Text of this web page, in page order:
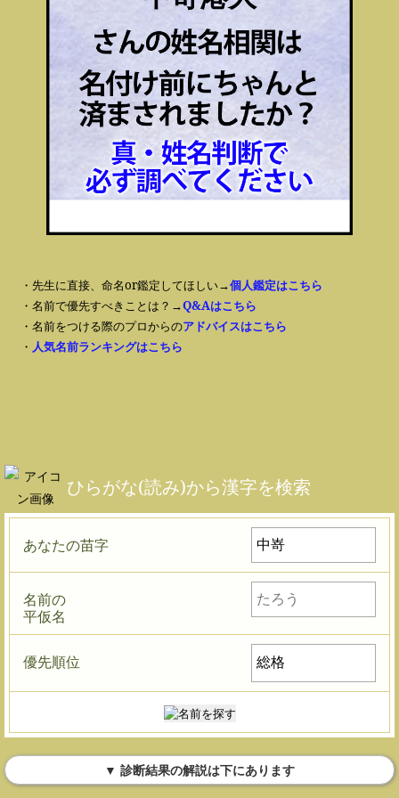
・先生に直接、命名or鑑定してほしい→個人鑑定はこちら
・名前で優先すべきことは？→Q&Aはこちら
・名前をつける際のプロからのアドバイスはこちら
・ 人気名前ランキングはこちら
ひらがな(読み)から漢字を検索
あなたの苗字
名前の
平仮名
優先順位
▼ 診断結果の解説は下にあります